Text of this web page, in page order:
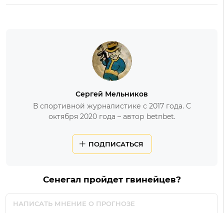
Сергей Мельников
В спортивной журналистике с 2017 года. С
октября 2020 года – автор betnbet.
ПОДПИСАТЬСЯ
Сенегал пройдет гвинейцев?